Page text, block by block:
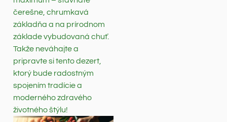
čerešne, chrumkavá
základňa a na prírodnom
základe vybudovaná chuť.
Takže neváhajte a
pripravte si tento dezert,
ktorý bude radostným
spojením tradície a
moderného zdravého
životného štýlu!